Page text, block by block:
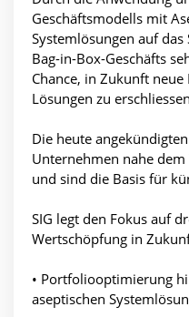
Geschäftsmodells mit
Systemlösungen auf
Bag-in-Box-Geschäfts
Chance, in Zukunft
Lösungen zu
Die heute
Unternehmen nahe
und sind die Basis für
SIG legt den Fokus auf
Wertschöpfung in
• Portfoliooptimierung
aseptischen